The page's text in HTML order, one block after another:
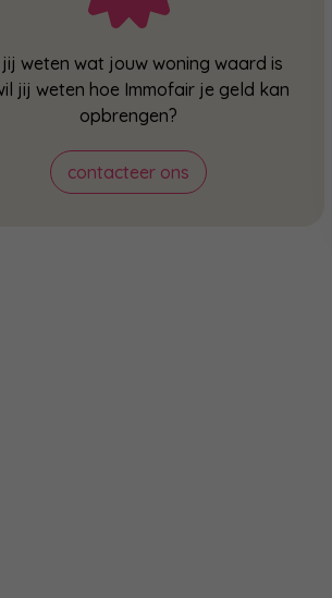
jij weten wat jouw woning waard is
jij weten hoe Immofair je geld kan
opbrengen?
contacteer ons